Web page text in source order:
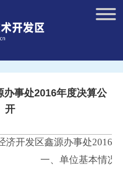
事处2016年度决算公
开
济开发区鑫源办事处2016
一、单位基本情况